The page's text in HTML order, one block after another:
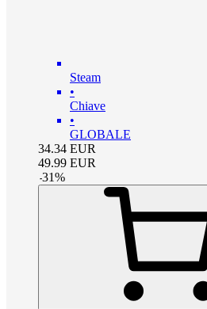
Steam
•
Chiave
•
GLOBALE
34.34 EUR
49.99 EUR
-31%